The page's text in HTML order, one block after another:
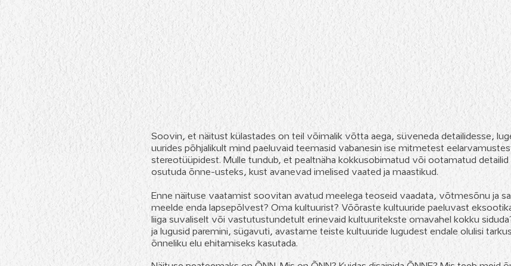
Soovin, et näitust külastades on teil võimalik võtta aega, süveneda detailidesse,
uurides põhjalikult mind paeluvaid teemasid vabanesin ise mitmetest
stereotüüpidest. Mulle tundub, et pealtnäha kokkusobimatud või ootamatud
osutuda õnne-usteks, kust avanevad imelised vaated ja maastikud.
Enne näituse vaatamist soovitan avatud meelega teoseid vaadata, võtmesõnu ja
meelde enda lapsepõlvest? Oma kultuurist? Võõraste kultuuride paeluvast
liiga suvaliselt või vastutustundetult erinevaid kultuuritekste omavahel kokku
ja lugusid paremini, sügavuti, avastame teiste kultuuride lugudest endale olulisi
õnneliku elu ehitamiseks kasutada.